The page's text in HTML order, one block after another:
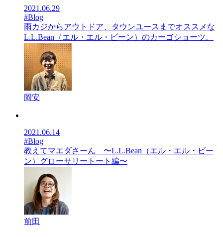
2021.06.29
#Blog
雨カジからアウトドア、タウンユースまでオススメな
L.L.Bean（エル・エル・ビーン）のカーゴショーツ。
岡安
2021.06.14
#Blog
教えてマエダさーん 〜L.L.Bean（エル・エル・ビー
ン）グローサリートート編〜
前田